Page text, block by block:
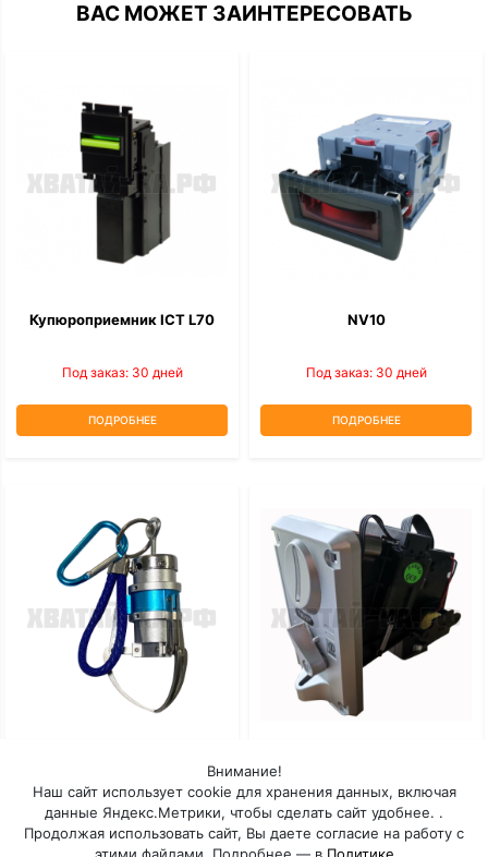
ВАС МОЖЕТ ЗАИНТЕРЕСОВАТЬ
Купюроприемник ICT L70
Под заказ: 30 дней
ПОДРОБНЕЕ
NV10
Под заказ: 30 дней
ПОДРОБНЕЕ
Под заказ: 30 дней Под заказ: 30 дней
Внимание!
Наш сайт использует cookie для хранения данных, включая
данные Яндекс.Метрики, чтобы сделать сайт удобнее. .
Продолжая использовать сайт, Вы даете согласие на работу с